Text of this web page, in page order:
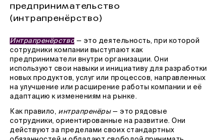
предпринимательство
(интрапренёрство)
Интрапренёрство — это деятельность, при которой
сотрудники компании выступают как
предприниматели внутри организации. Они
используют свои навыки и инициативу для разработки
новых продуктов, услуг или процессов, направленных
на улучшение или расширение работы компании и её
адаптацию к изменениям на рынке.
Как правило, интрапренёры — это рядовые
сотрудники, ориентированные на развитие. Они
действуют за пределами своих стандартных